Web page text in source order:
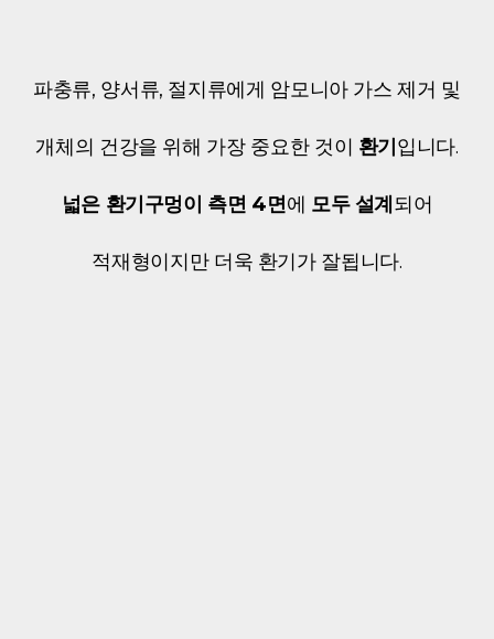
파충류, 양서류, 절지류에게 암모니아 가스 제거 및
개체의 건강을 위해 가장 중요한 것이 환기입니다.
넓은 환기구멍이 측면 4면에 모두 설계되어
적재형이지만 더욱 환기가 잘됩니다.